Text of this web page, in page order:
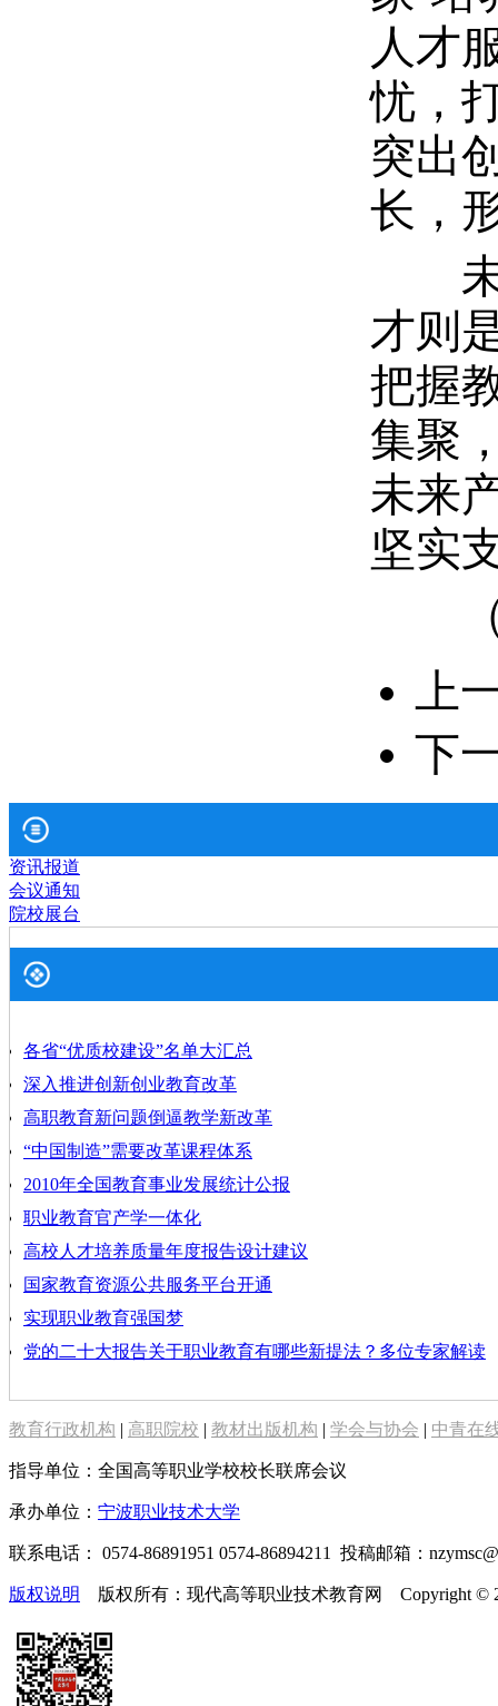
人才
忧，
突出
长，
未
才则
把握
集聚
未来
坚实
上
下
资讯报道
会议通知
院校展台
各省“优质校建设”名单大汇总
深入推进创新创业教育改革
高职教育新问题倒逼教学新改革
“中国制造”需要改革课程体系
2010年全国教育事业发展统计公报
职业教育官产学一体化
高校人才培养质量年度报告设计建议
国家教育资源公共服务平台开通
实现职业教育强国梦
党的二十大报告关于职业教育有哪些新提法？多位专家解读
教育行政机构 | 高职院校 | 教材出版机构 | 学会与协会 | 中青在
指导单位：全国高等职业学校校长联席会议
承办单位： 宁波职业技术大学
联系电话： 0574-86891951 0574-86894211 投稿邮箱：
版权说明 版权所有：现代高等职业技术教育网 Copyright ©